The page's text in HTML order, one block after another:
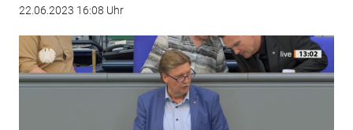
22.06.2023 16:08 Uhr